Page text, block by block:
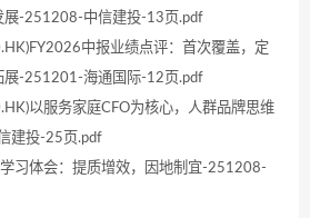
展-251208-中信建投-13页.pdf
中报业绩点评：首次覆盖，定
展-251201-海通国际-12页.pdf
以服务家庭CFO为核心，人群品牌思维
建投-25页.pdf
习体会：提质增效，因地制宜-251208-